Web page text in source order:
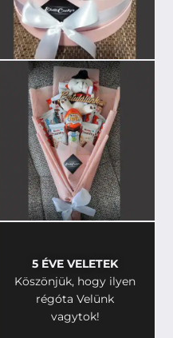
5 ÉVE VELETEK
Köszönjük, hogy ilyen
régóta Velünk
vagytok!